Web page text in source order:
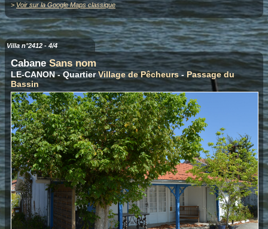
> Voir sur la Google Maps classique
Villa n°2412 - 4/4
CabaneSans nom
LE-CANON - QuartierVillage de Pêcheurs- Passage du
Bassin